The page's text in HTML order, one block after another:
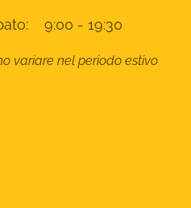
9:00 - 19:30
variare nel periodo estivo